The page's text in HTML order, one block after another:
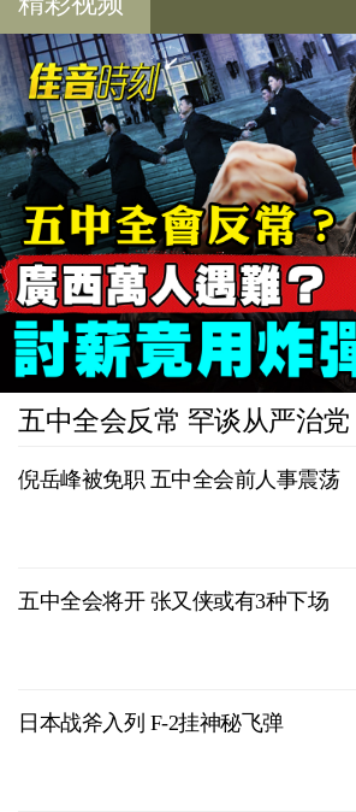
五中全会反常 罕谈从严治党
倪岳峰被免职 五中全会前人事震荡
五中全会将开 张又侠或有3种下场
日本战斧入列 F-2挂神秘飞弹